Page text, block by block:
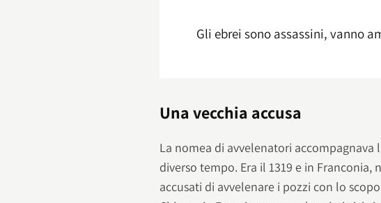
Gli ebrei sono assassini, vanno
Una vecchia accusa
La nomea di avvelenatori
diverso tempo. Era il 1319 e in Franconia,
accusati di avvelenare i pozzi con lo